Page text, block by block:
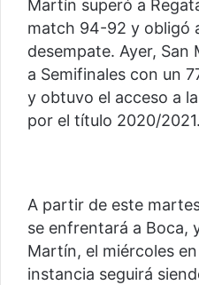
Martín superó a
match 94-92 y obligó
desempate. Ayer,
a Semifinales con un
y obtuvo el acceso a
por el título 2020/2021.
A partir de este
se enfrentará a Boca,
Martín, el miércoles
instancia seguirá